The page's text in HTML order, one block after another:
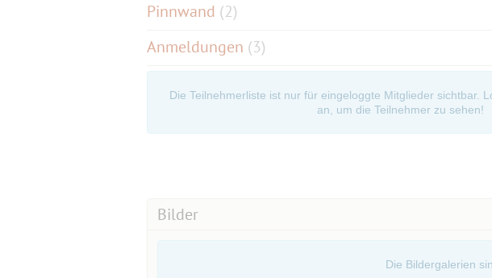
Pinnwand (2)
Anmeldungen (3)
Die Teilnehmerliste ist nur für eingeloggte Mitglieder sichtbar.
an, um die Teilnehmer zu sehen!
Bilder
Die Bildergalerien